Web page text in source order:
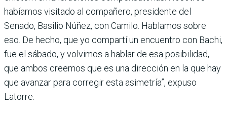
habíamos visitado al compañero, presidente del
Senado, Basilio Núñez, con Camilo. Hablamos sobre
eso. De hecho, que yo compartí un encuentro con Bachi,
fue el sábado, y volvimos a hablar de esa posibilidad,
que ambos creemos que es una dirección en la que hay
que avanzar para corregir esta asimetría”, expuso
Latorre.